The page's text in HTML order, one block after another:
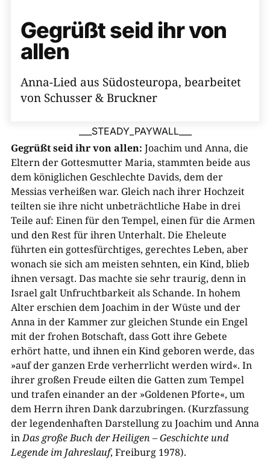
Gegrüßt seid ihr von
allen
Anna-Lied aus Südosteuropa, bearbeitet
von Schusser & Bruckner
___STEADY_PAYWALL___
Gegrüßt seid ihr von allen: Joachim und Anna, die
Eltern der Gottesmutter Maria, stammten beide aus
dem königlichen Geschlechte Davids, dem der
Messias verheißen war. Gleich nach ihrer Hochzeit
teilten sie ihre nicht unbeträchtliche Habe in drei
Teile auf: Einen für den Tempel, einen für die Armen
und den Rest für ihren Unterhalt. Die Eheleute
führten ein gottesfürchtiges, gerechtes Leben, aber
wonach sie sich am meisten sehnten, ein Kind, blieb
ihnen versagt. Das machte sie sehr traurig, denn in
Israel galt Unfruchtbarkeit als Schande. In hohem
Alter erschien dem Joachim in der Wüste und der
Anna in der Kammer zur gleichen Stunde ein Engel
mit der frohen Botschaft, dass Gott ihre Gebete
erhört hatte, und ihnen ein Kind geboren werde, das
»auf der ganzen Erde verherrlicht werden wird«. In
ihrer großen Freude eilten die Gatten zum Tempel
und trafen einander an der »Goldenen Pforte«, um
dem Herrn ihren Dank darzubringen. (Kurzfassung
der legendenhaften Darstellung zu Joachim und Anna
inDas große Buch der Heiligen – Geschichte und
Legende im Jahreslauf, Freiburg 1978).